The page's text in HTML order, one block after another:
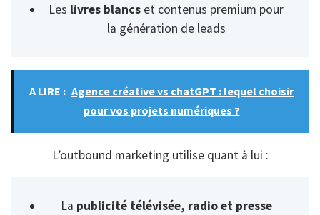
Les livres blancs et contenus premium pour
la génération de leads
A LIRE : Agence créative vs chatGPT : lequel choisir
pour vos projets numériques ?
L’outbound marketing utilise quant à lui :
La publicité télévisée, radio et presse